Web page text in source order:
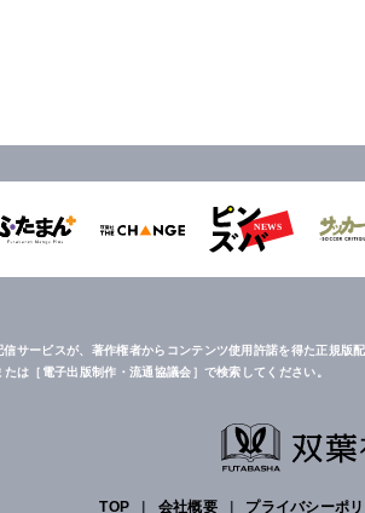
サービスが、著作権者からコンテンツ使用許諾を得た正規版
は［電子出版制作・流通協議会］で検索してください。
TOP 会社概要 プライバシーポ